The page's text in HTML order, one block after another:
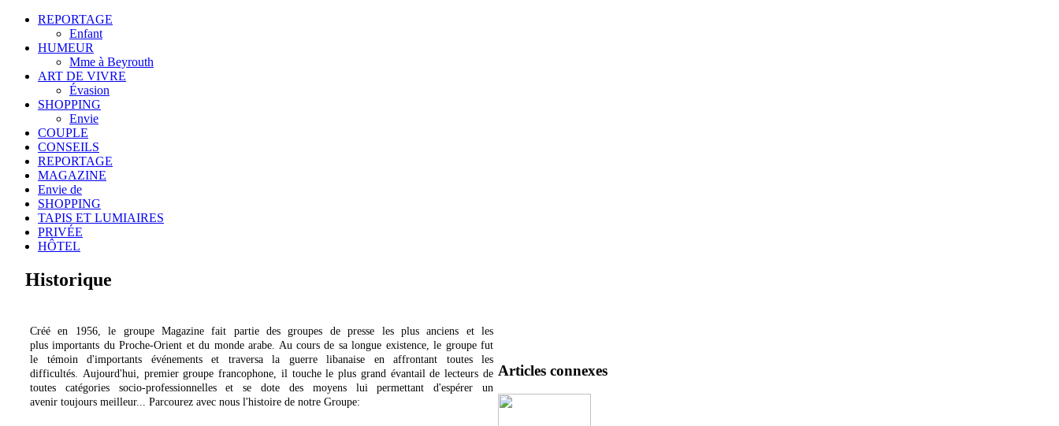
REPORTAGE
Enfant
HUMEUR
Mme à Beyrouth
ART DE VIVRE
Évasion
SHOPPING
Envie
COUPLE
CONSEILS
REPORTAGE
MAGAZINE
Envie de
SHOPPING
TAPIS ET LUMIAIRES
PRIVÉE
HÔTEL
Historique
Créé en 1956, le groupe Magazine fait partie des groupes de presse les plus anciens et les
plus importants du Proche-Orient et du monde arabe. Au cours de sa longue existence, le groupe fut
le témoin d'importants événements et traversa la guerre libanaise en affrontant toutes les
difficultés. Aujourd'hui, premier groupe francophone, il touche le plus grand évantail de lecteurs de
toutes catégories socio-professionnelles et se dote des moyens lui permettant d'espérer un
avenir toujours meilleur... Parcourez avec nous l'histoire de notre Groupe:
Articles connexes